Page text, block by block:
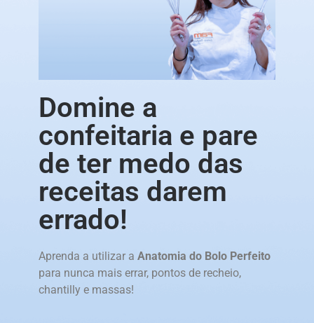
Domine a
confeitaria e pare
de ter medo das
receitas darem
errado!
Aprenda a utilizar a Anatomia do Bolo Perfeito
para nunca mais errar, pontos de recheio,
chantilly e massas!